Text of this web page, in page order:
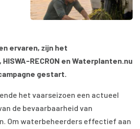
ervaren, zijn het
RECRON en Waterplanten.nu
gestart.
het vaarseizoen een actueel
de bevaarbaarheid van
Om waterbeheerders effectief aan